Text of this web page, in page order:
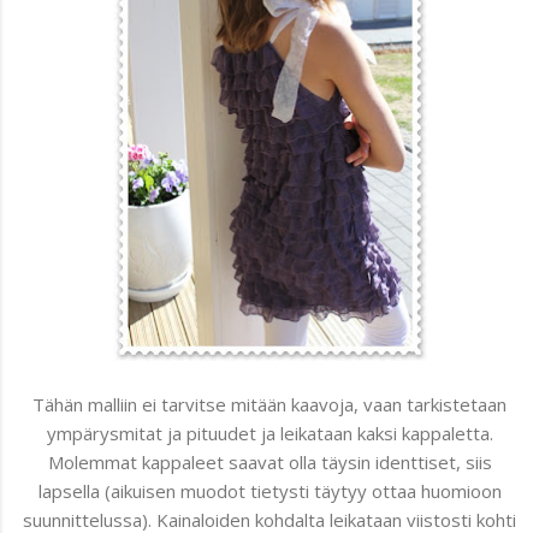
Tähän malliin ei tarvitse mitään kaavoja, vaan tarkistetaan
ympärysmitat ja pituudet ja leikataan kaksi kappaletta.
Molemmat kappaleet saavat olla täysin identtiset, siis
lapsella (aikuisen muodot tietysti täytyy ottaa huomioon
suunnittelussa). Kainaloiden kohdalta leikataan viistosti kohti